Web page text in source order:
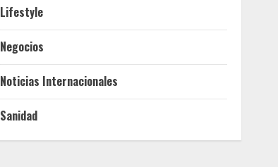
Lifestyle
Negocios
Noticias Internacionales
Sanidad